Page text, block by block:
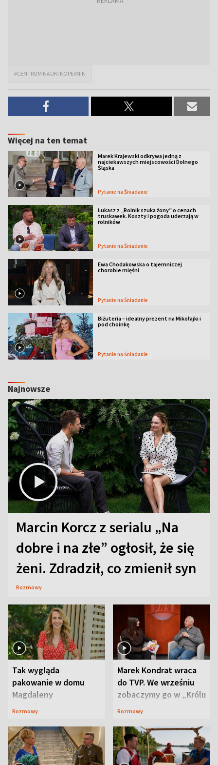
#CENTRUM NAUKI KOPERNIK
Więcej na ten temat
Marek Krajewski odkrywa jedną z
najciekawszych miejscowości Dolnego
Śląska
Pytanie na Śniadanie
Łukasz z „Rolnik szuka żony” o cenach
truskawek. Koszty i pogoda uderzają w
rolników
Pytanie na Śniadanie
Ewa Chodakowska o tajemniczej
chorobie mięśni
Pytanie na Śniadanie
Biżuteria – idealny prezent na Mikołajki i
pod choinkę
Pytanie na Śniadanie
Najnowsze
Marcin Korcz z serialu „Na
dobre i na złe” ogłosił, że się
żeni. Zdradził, co zmienił syn
Rozmowy
Tak wygląda
pakowanie w domu
Magdaleny
Waligórskiej-Lisieckiej.
Rozmowy
Marek Kondrat wraca
do TVP. We wrześniu
zobaczymy go w „Królu
Maciusiu I”
Rozmowy